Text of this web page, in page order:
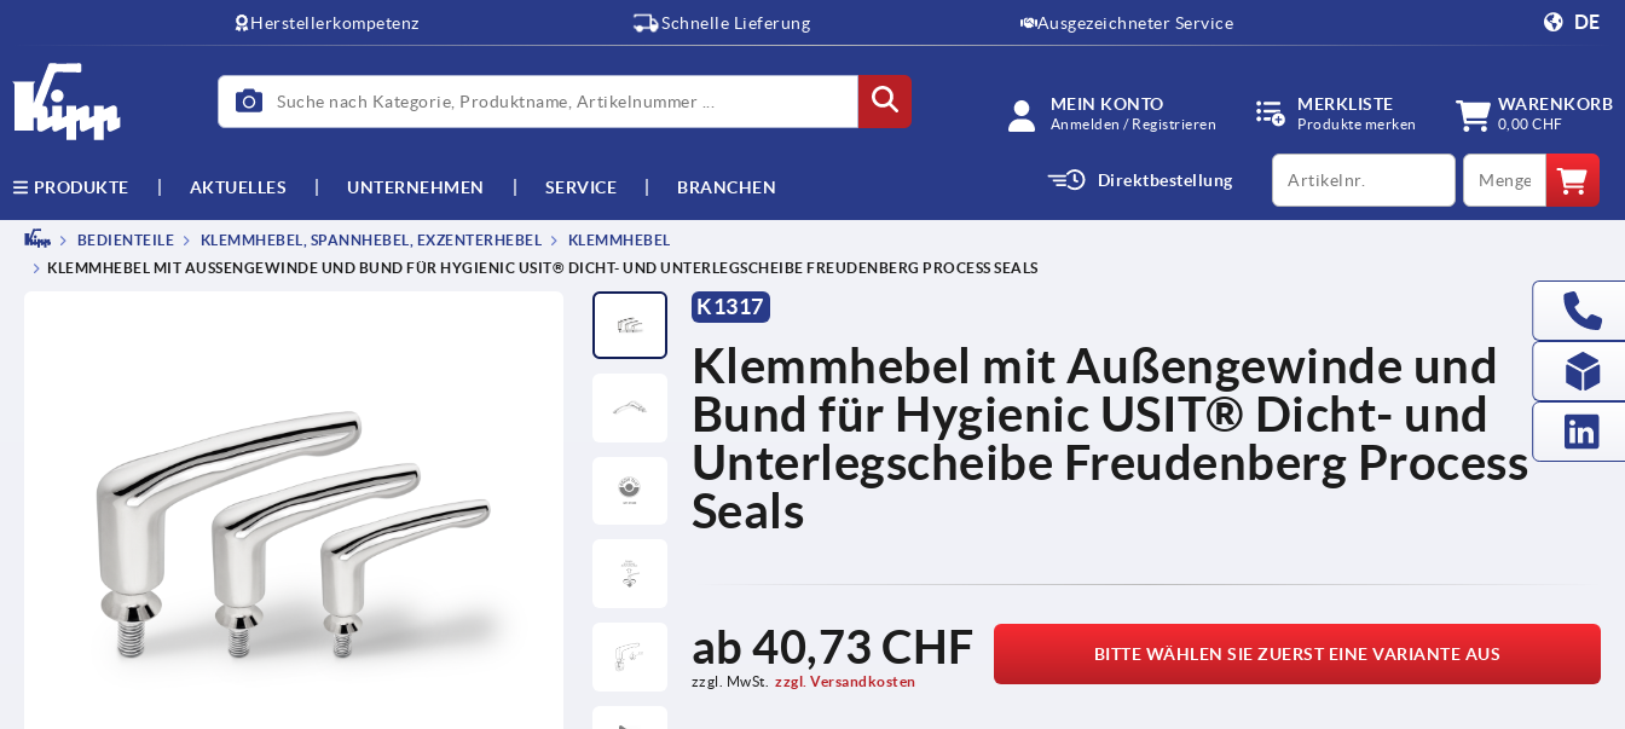
Herstellerkompetenz Schnelle Lieferung Ausgezeichneter Service DE
MEIN KONTO
Anmelden / Registrieren
MERKLISTE
Produkte merken
WARENKORB
0,00 CHF
PRODUKTE AKTUELLES UNTERNEHMEN SERVICE BRANCHEN Direktbestellung
productCode qty
BEDIENTEILE KLEMMHEBEL, SPANNHEBEL, EXZENTERHEBEL
KLEMMHEBEL
KLEMMHEBEL MIT AUSSENGEWINDE UND BUND FÜR HYGIENIC USIT® DICHT- UND UNTERLEGSCHEIBE FREUDENBERG PROCESS SEALS
K1317
Klemmhebel mit Außengewinde und
Bund für Hygienic USIT® Dicht- und
Unterlegscheibe Freudenberg Process
Seals
ab40,73 CHF
zzgl. MwSt. zzgl. Versandkosten
BITTE WÄHLEN SIE ZUERST EINE VARIANTE AUS